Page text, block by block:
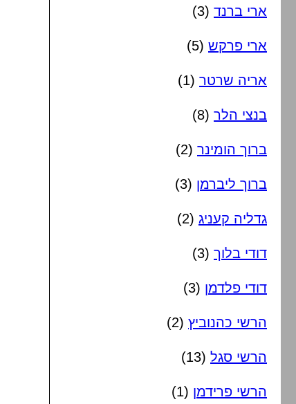
ארי ברנד (3)
ארי פרקש (5)
אריה שרטר (1)
בנצי הלר (8)
ברוך הומינר (2)
ברוך ליברמן (3)
גדליה קעניג (2)
דודי בלוך (3)
דודי פלדמן (3)
הרשי כהנוביץ (2)
הרשי סגל (13)
הרשי פרידמן (1)